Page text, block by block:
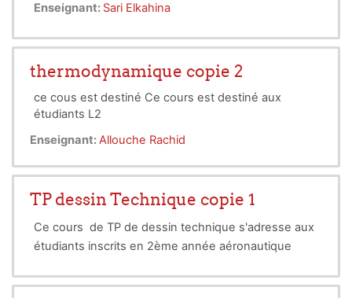
Enseignant: Sari Elkahina
thermodynamique copie 2
ce cous est destiné Ce cours est destiné aux
étudiants L2
Enseignant:Allouche Rachid
TP dessin Technique copie 1
Ce cours de TP de dessin technique s'adresse aux
étudiants inscrits en 2ème année aéronautique